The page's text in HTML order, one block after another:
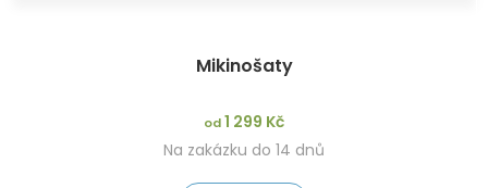
Mikinošaty
od1 299 Kč
Na zakázku do 14 dnů